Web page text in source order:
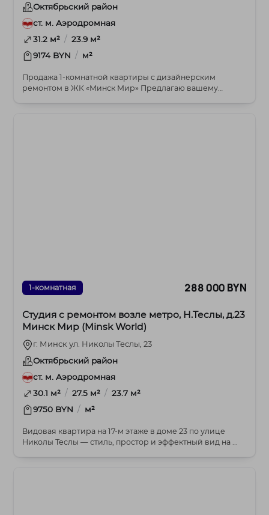
Октябрьский район
ст. м. Аэродромная
31.2 м² / 23.9 м²
9174 BYN / м²
Продажа 1-комнатной квартиры с дизайнерским
ремонтом в ЖК «Минск Мир» Предлагаю вашему
1-комнатная 288 000 BYN
Студия с ремонтом возле метро, Н.Теслы, д.23
Минск Мир (Minsk World)
г. Минск ул. Николы Теслы, 23
Октябрьский район
ст. м. Аэродромная
30.1 м² / 27.5 м² / 23.7 м²
9750 BYN / м²
Видовая квартира на 17‑м этаже в доме 23 по улице
Николы Теслы — стиль, простор и эффектный вид на ...